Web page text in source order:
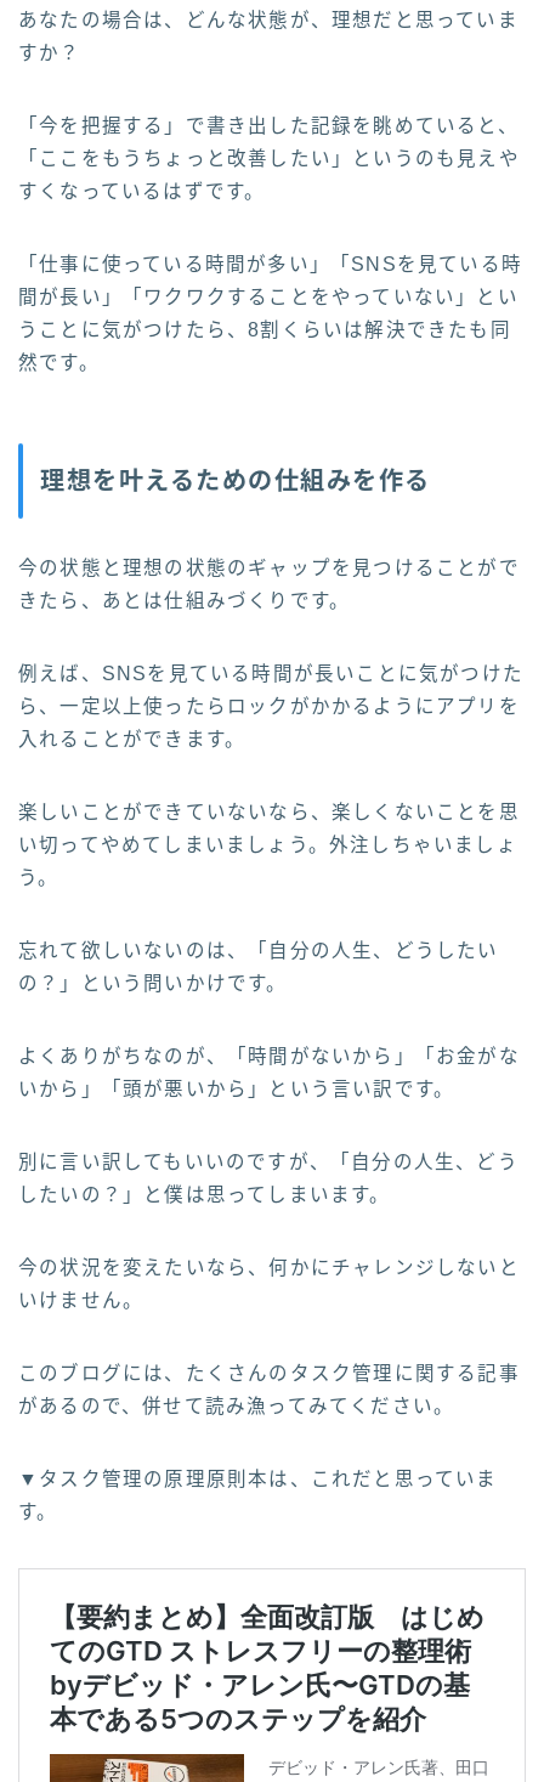
あなたの場合は、どんな状態が、理想だと思っていま
すか？
「今を把握する」で書き出した記録を眺めていると、
「ここをもうちょっと改善したい」というのも見えや
すくなっているはずです。
「仕事に使っている時間が多い」「SNSを見ている時
間が長い」「ワクワクすることをやっていない」とい
うことに気がつけたら、8割くらいは解決できたも同
然です。
理想を叶えるための仕組みを作る
今の状態と理想の状態のギャップを見つけることがで
きたら、あとは仕組みづくりです。
例えば、SNSを見ている時間が長いことに気がつけた
ら、一定以上使ったらロックがかかるようにアプリを
入れることができます。
楽しいことができていないなら、楽しくないことを思
い切ってやめてしまいましょう。外注しちゃいましょ
う。
忘れて欲しいないのは、「自分の人生、どうしたい
の？」という問いかけです。
よくありがちなのが、「時間がないから」「お金がな
いから」「頭が悪いから」という言い訳です。
別に言い訳してもいいのですが、「自分の人生、どう
したいの？」と僕は思ってしまいます。
今の状況を変えたいなら、何かにチャレンジしないと
いけません。
このブログには、たくさんのタスク管理に関する記事
があるので、併せて読み漁ってみてください。
▼タスク管理の原理原則本は、これだと思っていま
す。